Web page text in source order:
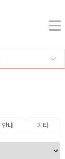
안내 기타